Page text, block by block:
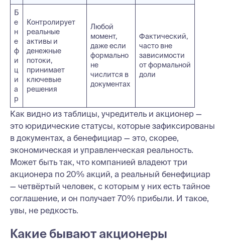
Б
е
н
е
ф
и
ц
и
а
р
Контролирует
реальные
активы и
денежные
потоки,
принимает
ключевые
решения
Любой
момент,
даже если
формально
не
числится в
документах
Фактический,
часто вне
зависимости
от формальной
доли
Как видно из таблицы, учредитель и акционер —
это юридические статусы, которые зафиксированы
в документах, а бенефициар — это, скорее,
экономическая и управленческая реальность.
Может быть так, что компанией владеют три
акционера по 20% акций, а реальный бенефициар
— четвёртый человек, с которым у них есть тайное
соглашение, и он получает 70% прибыли. И такое,
увы, не редкость.
Какие бывают акционеры